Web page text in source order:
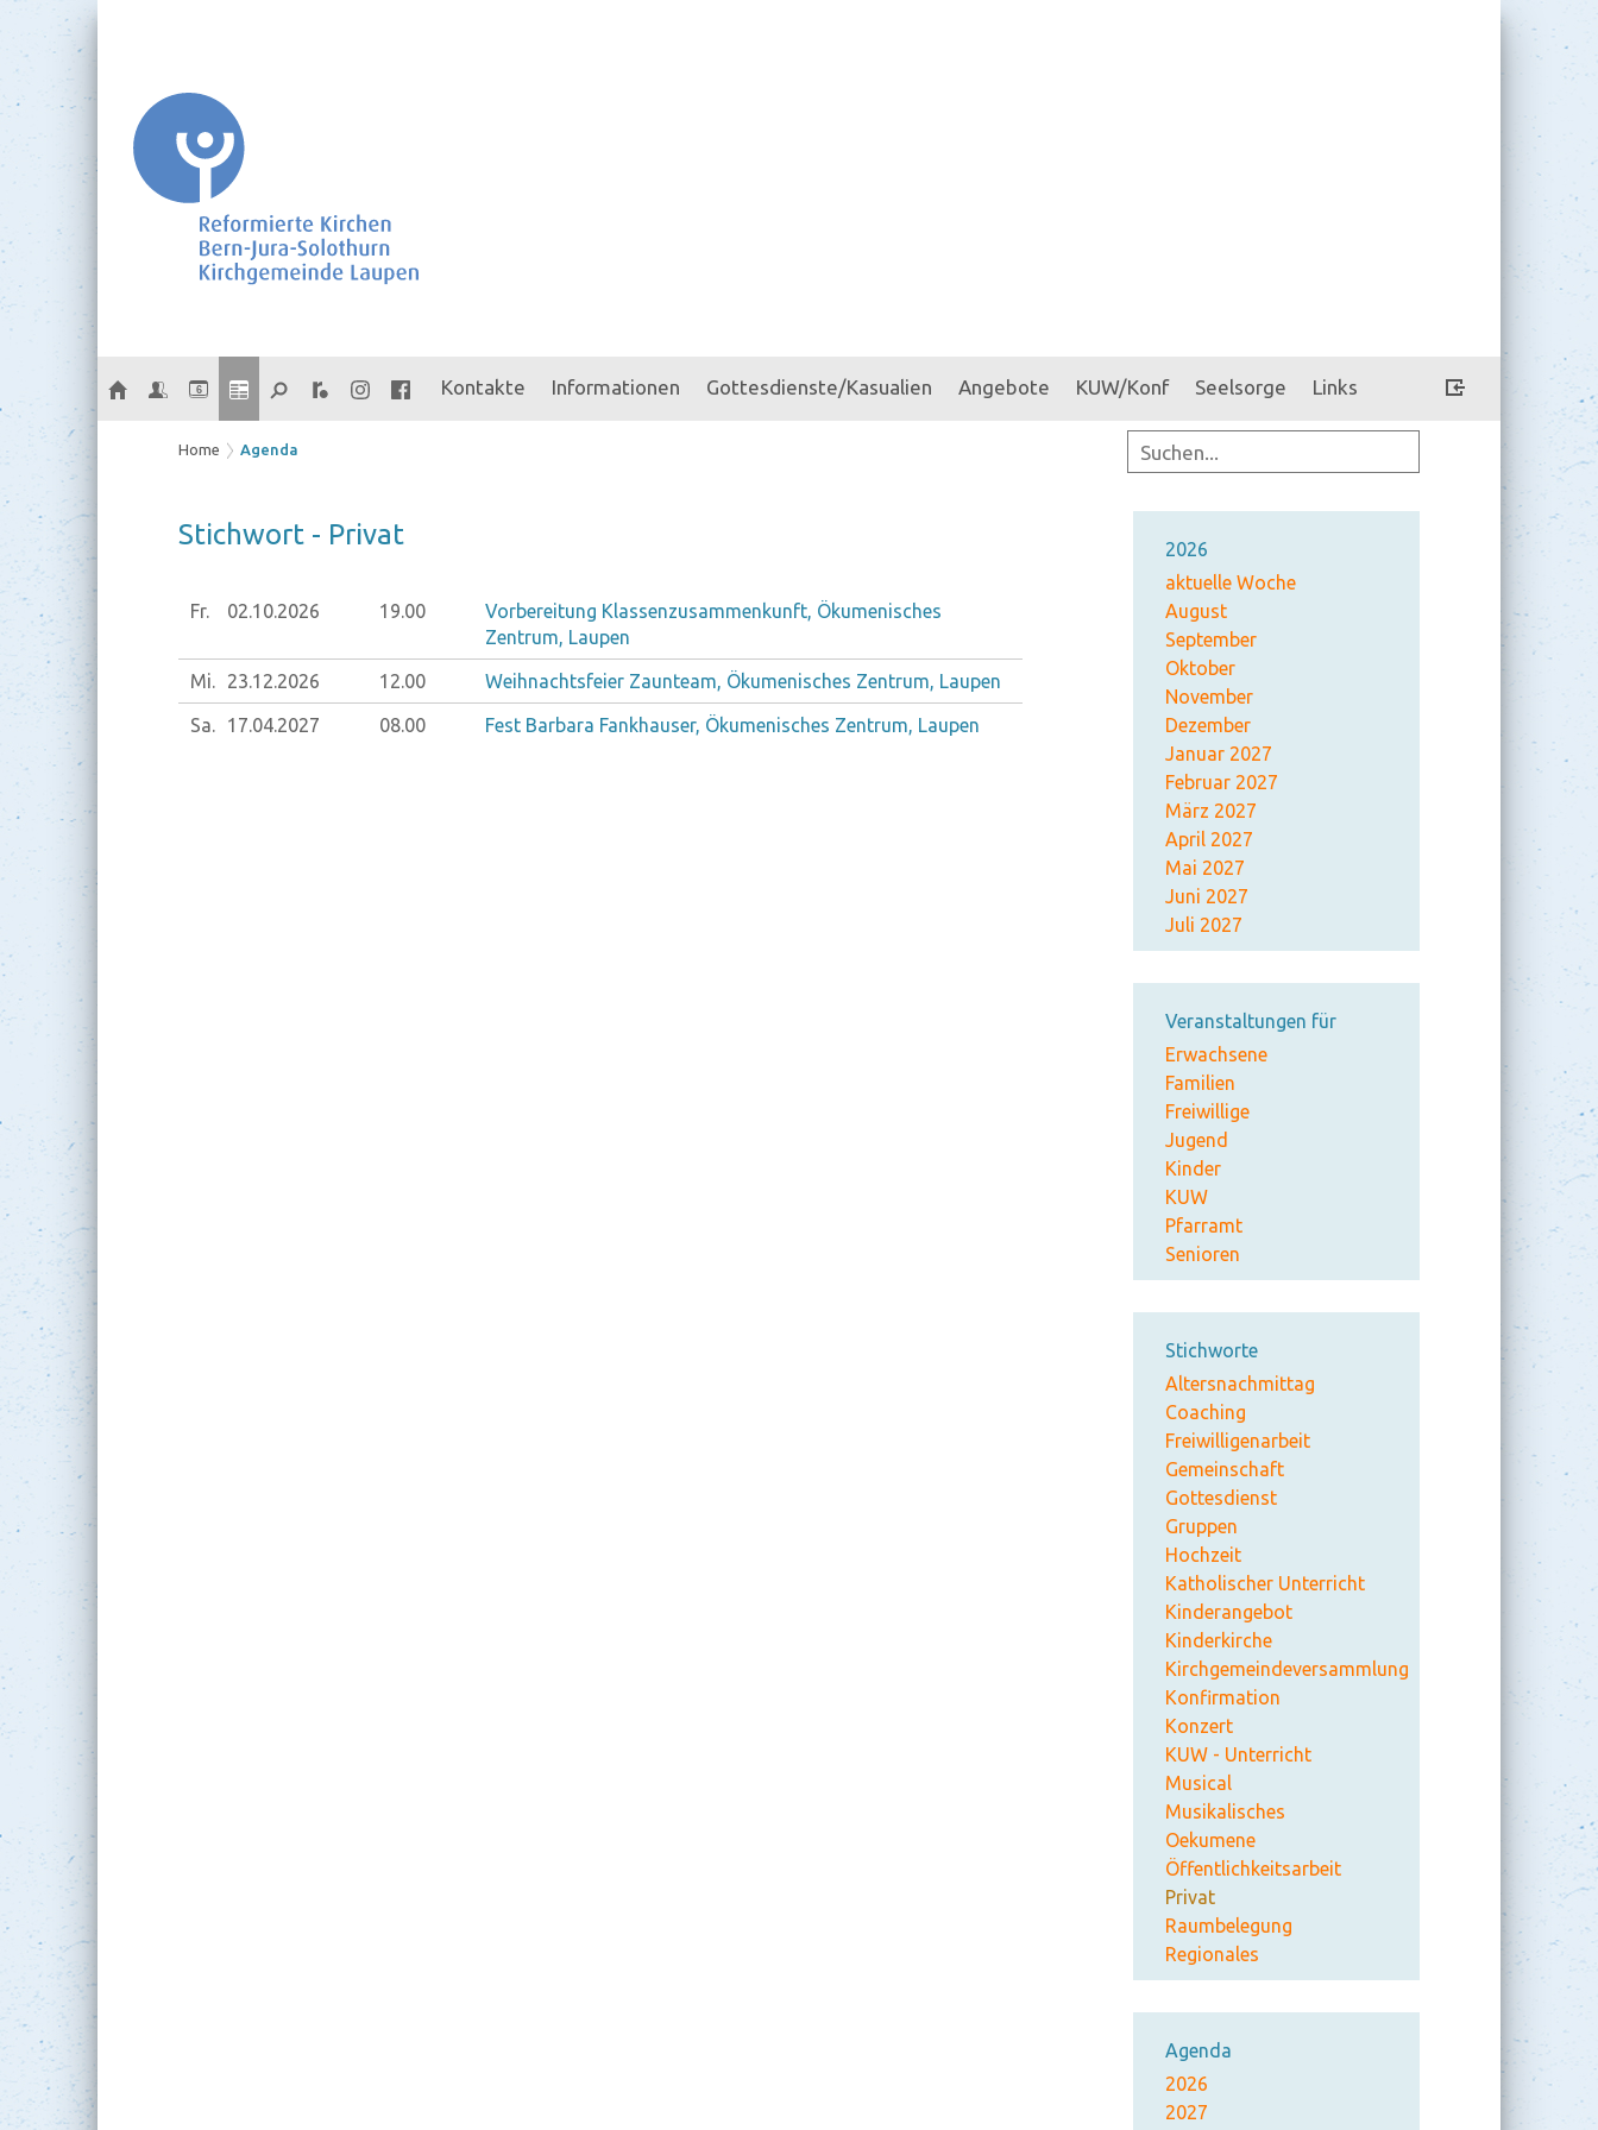
6 Kontakte Informationen Gottesdienste/Kasualien Angebote KUW/Konf Seelsorge Links
Home Agenda
2026
aktuelle Woche
August
September
Oktober
November
Dezember
Januar 2027
Februar 2027
März 2027
April 2027
Mai 2027
Juni 2027
Juli 2027
Veranstaltungen für
Erwachsene
Familien
Freiwillige
Jugend
Kinder
KUW
Pfarramt
Senioren
Stichworte
Altersnachmittag
Coaching
Freiwilligenarbeit
Gemeinschaft
Gottesdienst
Gruppen
Hochzeit
Katholischer Unterricht
Kinderangebot
Kinderkirche
Kirchgemeindeversammlung
Konfirmation
Konzert
KUW - Unterricht
Musical
Musikalisches
Oekumene
Öffentlichkeitsarbeit
Privat
Raumbelegung
Regionales
Agenda
2026
2027
Stich­wort - Pri­vat
Fr. 02.10.2026 19.00
Vorbereitung Klassenzusammenkunft, Ökumenisches
Zentrum, Laupen
Mi. 23.12.2026 12.00 Weihnachtsfeier Zaunteam, Ökumenisches Zentrum, Laupen
Sa. 17.04.2027 08.00 Fest Barbara Fankhauser, Ökumenisches Zentrum, Laupen